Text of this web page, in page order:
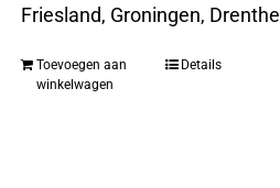
Friesland, Groningen, Drenthe
Toevoegen aan
winkelwagen
Details